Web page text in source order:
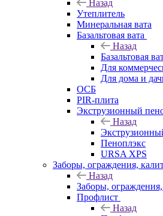
Назад
Утеплитель
Минеральная вата
Базальтовая вата
Назад
Базальтовая
Для
Для дома и
ОСБ
PIR-плита
Экструзионный
Назад
Пеноплэкс
URSA XPS
Заборы, ограждения,
Назад
Заборы,
Профлист
Назад